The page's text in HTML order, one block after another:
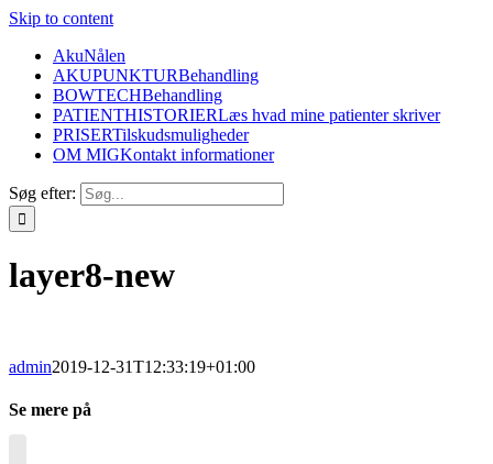
Skip to content
AkuNålen
AKUPUNKTURBehandling
BOWTECHBehandling
PATIENTHISTORIERLæs hvad mine patienter skriver
PRISERTilskudsmuligheder
OM MIGKontakt informationer
Søg efter:
layer8-new
admin2019-12-31T12:33:19+01:00
Se mere på